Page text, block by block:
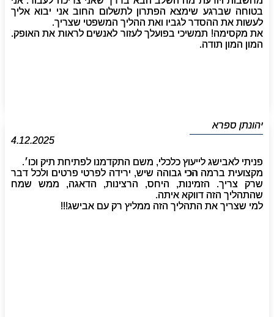
בטוחה שברגע שימצא הפתרון לתשלום החוב אני יבוא אליך
לעשות את ההסדר לגביו ואת ההליך המשפטי שצריך.
את מקסימה! תמשיכי בפועלך לעזור לאנשים לראות את האופק.
המון המון תודה.
פניתי לאבישג לייעוץ כלכלי, משם התקדמנו לפתיחת תיק וכו׳.
מקצועית ברמה הכי גבוהה שיש, ירידה לפרטי פרטים ולכל דבר
שרק צריך. הזמינות, היחס, הרצינות, הדאגה, ממש שמח
שהתהליך הזה דווקא איתה.
למי שצריך את התהליך הזה ממליץ רק עם אבישג!!!
יהונתן ספרא
4.12.2025